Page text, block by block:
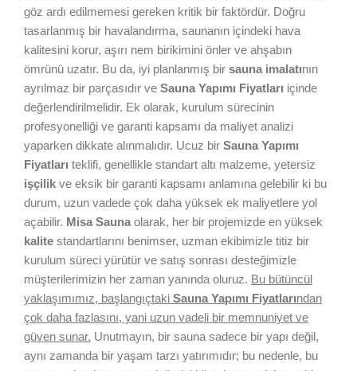
göz ardı edilmemesi gereken kritik bir faktördür. Doğru
tasarlanmış bir havalandırma, saunanın içindeki hava
kalitesini korur, aşırı nem birikimini önler ve ahşabın
ömrünü uzatır. Bu da, iyi planlanmış bir sauna imalatının
ayrılmaz bir parçasıdır ve Sauna Yapımı Fiyatları içinde
değerlendirilmelidir. Ek olarak, kurulum sürecinin
profesyonelliği ve garanti kapsamı da maliyet analizi
yaparken dikkate alınmalıdır. Ucuz bir Sauna Yapımı
Fiyatları teklifi, genellikle standart altı malzeme, yetersiz
işçilik ve eksik bir garanti kapsamı anlamına gelebilir ki bu
durum, uzun vadede çok daha yüksek ek maliyetlere yol
açabilir. Misa Sauna olarak, her bir projemizde en yüksek
kalite standartlarını benimser, uzman ekibimizle titiz bir
kurulum süreci yürütür ve satış sonrası desteğimizle
müşterilerimizin her zaman yanında oluruz. Bu bütüncül
yaklaşımımız, başlangıçtaki Sauna Yapımı Fiyatlarından
çok daha fazlasını, yani uzun vadeli bir memnuniyet ve
güven sunar. Unutmayın, bir sauna sadece bir yapı değil,
aynı zamanda bir yaşam tarzı yatırımıdır; bu nedenle, bu